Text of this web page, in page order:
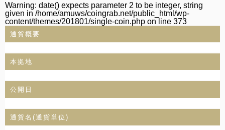
Warning: date() expects parameter 2 to be integer, string
given in /home/amuws/coingrab.net/public_html/wp-
content/themes/201801/single-coin.php on line 373
通貨概要
本拠地
公開日
通貨名(通貨単位)